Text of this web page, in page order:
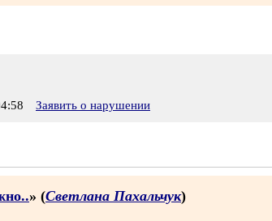
Заявить о нарушении
» (Светлана Пахальчук)